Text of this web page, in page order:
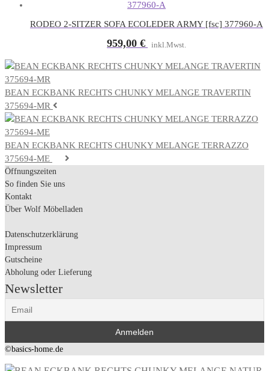
RODEO 2-SITZER SOFA ECOLEDER ARMY [fsc] 377960-A
959,00 € inkl.Mwst.
BEAN ECKBANK RECHTS CHUNKY MELANGE TRAVERTIN
375694-MR
BEAN ECKBANK RECHTS CHUNKY MELANGE TERRAZZO
375694-ME
Öffnungszeiten
So finden Sie uns
Kontakt
Über Wolf Möbelladen
Datenschutzerklärung
Impressum
Gutscheine
Abholung oder Lieferung
Newsletter
©basics-home.de